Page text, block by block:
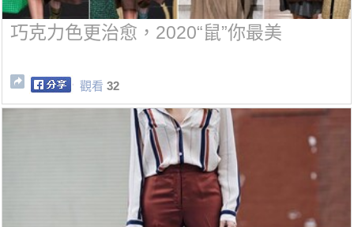
巧克力色更治愈，2020“鼠”你最美
觀看 32